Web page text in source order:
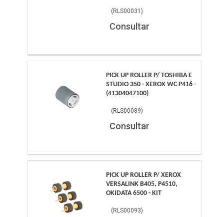
(RLS00031 )
Consultar
PICK UP ROLLER P/ TOSHIBA E
STUDIO 350 - XEROX WC P416 -
(41304047100)
(RLS00089)
Consultar
PICK UP ROLLER P/ XEROX
VERSALINK B405, P4510,
OKIDATA 6500 - KIT
(RLS00093)